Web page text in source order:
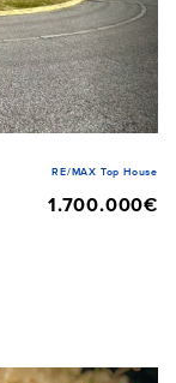
RE/MAX Top House
1.700.000€